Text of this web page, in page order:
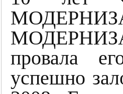
провала
успешно